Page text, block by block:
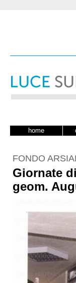
home
FONDO
Giornate
geom.